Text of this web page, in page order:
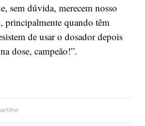
sem dúvida, merecem nosso
principalmente quando têm
de usar o dosador depois
dose, campeão!”.